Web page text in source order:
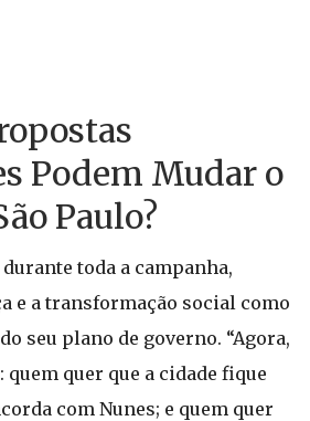
Podem Mudar o
Paulo?
toda a campanha,
e a transformação social como
seu plano de governo. “Agora,
quer que a cidade fique
com Nunes; e quem quer